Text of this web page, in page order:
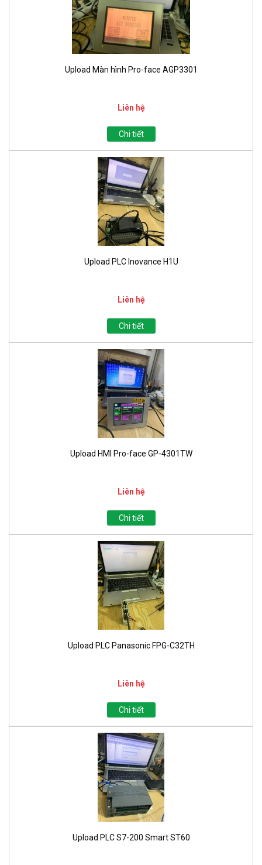
Upload Màn hình Pro-face AGP3301
Liên hệ
Chi tiết
Upload PLC Inovance H1U
Liên hệ
Chi tiết
Upload HMI Pro-face GP-4301TW
Liên hệ
Chi tiết
Upload PLC Panasonic FPG-C32TH
Liên hệ
Chi tiết
Upload PLC S7-200 Smart ST60